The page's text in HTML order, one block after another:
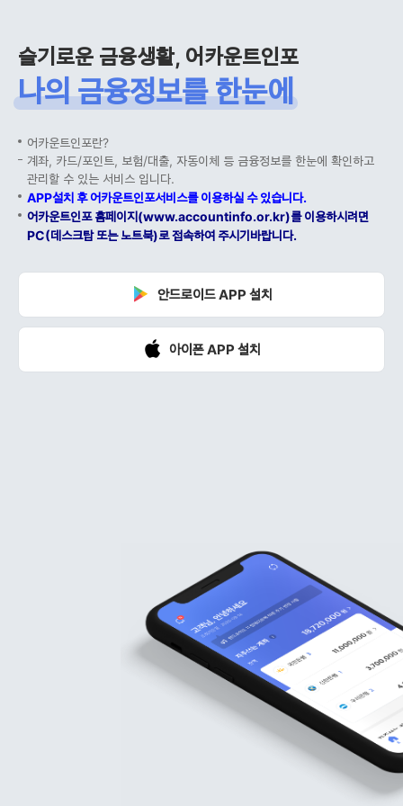
슬기로운 금융생활, 어카운트인포
나의 금융정보를 한눈에
어카운트인포란?
계좌, 카드/포인트, 보험/대출, 자동이체 등 금융정보를 한눈에 확인하고
관리할 수 있는 서비스 입니다.
APP설치 후 어카운트인포서비스를 이용하실 수 있습니다.
어카운트인포 홈페이지(www.accountinfo.or.kr)를 이용하시려면
PC(데스크탑 또는 노트북)로 접속하여 주시기바랍니다.
안드로이드 APP 설치
아이폰 APP 설치